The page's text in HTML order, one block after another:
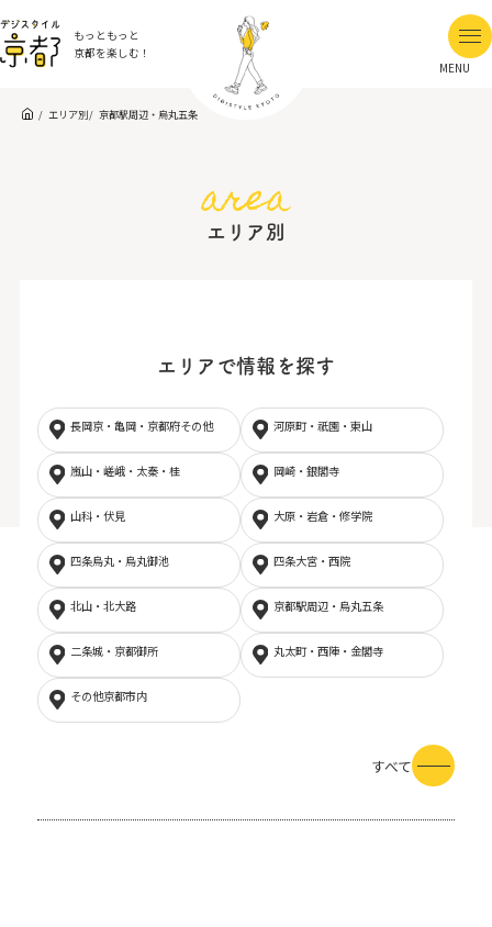
もっともっと
京都を楽しむ！
MENU
エリア別 京都駅周辺・烏丸五条
area
エリア別
エリアで情報を探す
長岡京・亀岡・京都府その他 河原町・祇園・東山
嵐山・嵯峨・太秦・桂 岡崎・銀閣寺
山科・伏見 大原・岩倉・修学院
四条烏丸・烏丸御池 四条大宮・西院
北山・北大路 京都駅周辺・烏丸五条
二条城・京都御所 丸太町・西陣・金閣寺
その他京都市内
すべて